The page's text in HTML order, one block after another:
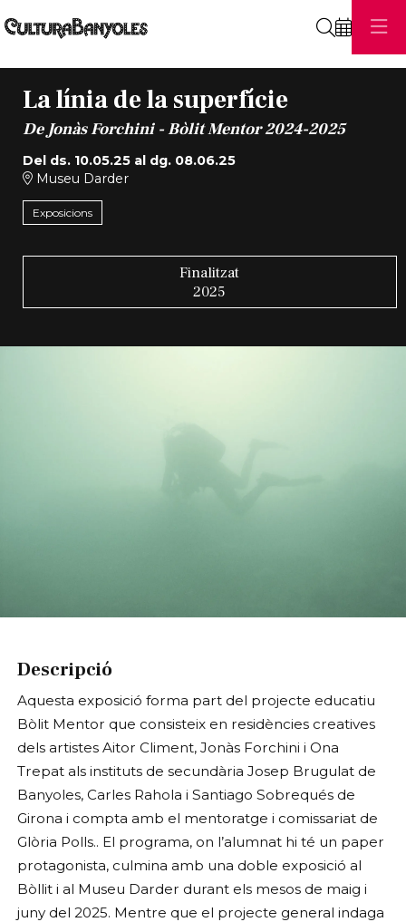
La línia de la superfície
De Jonàs Forchini - Bòlit Mentor 2024-2025
Del ds. 10.05.25al dg. 08.06.25
Museu Darder
Exposicions
Finalitzat
2025
Descripció
Aquesta exposició forma part del projecte educatiu
Bòlit Mentor que consisteix en residències creatives
dels artistes Aitor Climent, Jonàs Forchini i Ona
Trepat als instituts de secundària Josep Brugulat de
Banyoles, Carles Rahola i Santiago Sobrequés de
Girona i compta amb el mentoratge i comissariat de
Glòria Polls.. El programa, on l’alumnat hi té un paper
protagonista, culmina amb una doble exposició al
Bòllit i al Museu Darder durant els mesos de maig i
juny del 2025. Mentre que el projecte general indaga